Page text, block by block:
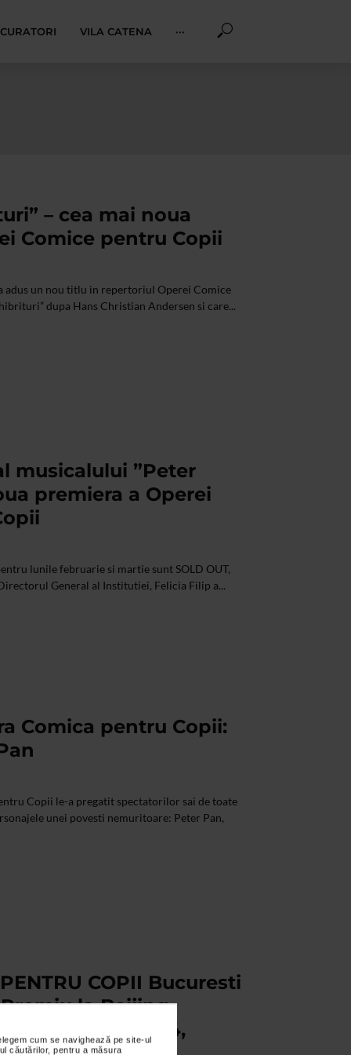
cum se navighează pe site-ul
căutărilor, pentru a măsura
VILA CATENA ···
– cea mai noua
Comice pentru Copii
adus un nou titlu in repertoriul Operei Comice
dupa Hans Christian Andersen si care...
musicalului ”Peter
premiera a Operei
lunile februarie si martie sunt SOLD OUT,
General al Institutiei, Felicia Filip a...
Comica pentru Copii:
Copii le-a pregatit spectatorilor sai de toate
unei povesti nemuritoare: Peter Pan,
COPII Bucuresti
la Beijing
Festival 2014,